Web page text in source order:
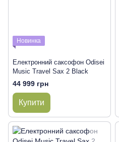
Новинка
Електронний саксофон Odisei
Music Travel Sax 2 Black
44 999 грн
Купити